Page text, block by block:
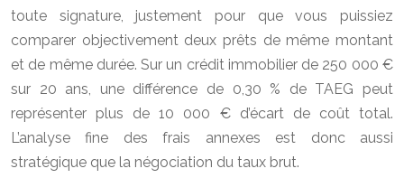
toute signature, justement pour que vous puissiez
comparer objectivement deux prêts de même montant
et de même durée. Sur un crédit immobilier de 250 000 €
sur 20 ans, une différence de 0,30 % de TAEG peut
représenter plus de 10 000 € d’écart de coût total.
L’analyse fine des frais annexes est donc aussi
stratégique que la négociation du taux brut.